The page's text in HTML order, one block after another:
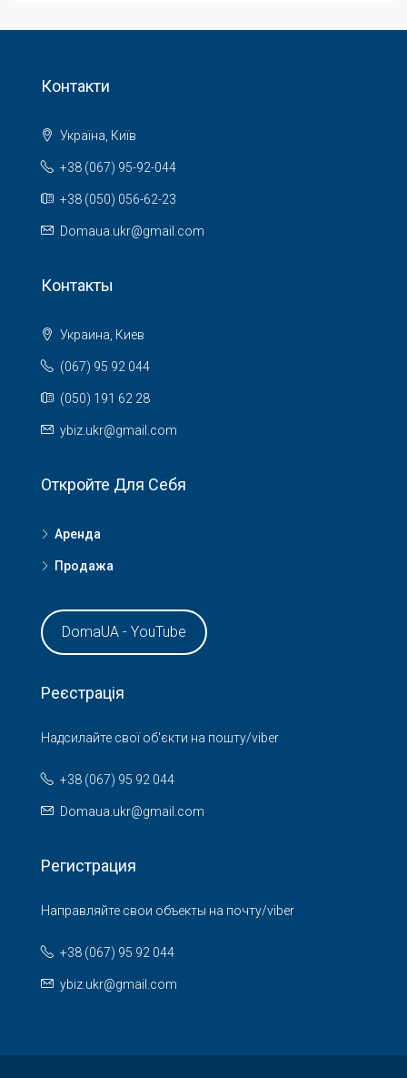
Контакти
Україна, Київ
+38 (067) 95-92-044
+38 (050) 056-62-23
Domaua.ukr@gmail.com
Контакты
Украина, Киев
(067) 95 92 044
(050) 191 62 28
ybiz.ukr@gmail.com
Откройте Для Себя
Аренда
Продажа
DomaUA - YouTube
Реєстрація
Надсилайте свої об'єкти на пошту/viber
+38 (067) 95 92 044
Domaua.ukr@gmail.com
Регистрация
Направляйте свои объекты на почту/viber
+38 (067) 95 92 044
ybiz.ukr@gmail.com